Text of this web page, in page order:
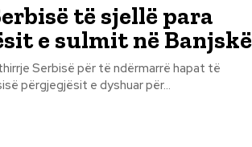
të sjellë para
e sulmit në Banjskë
Serbisë për të ndërmarrë hapat të
përgjegjësit e dyshuar për...